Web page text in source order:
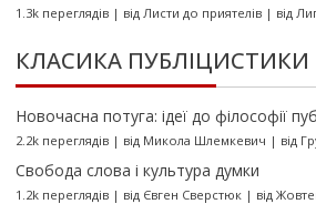
1.3k переглядів| від Листи до приятелів| від
КЛАСИКА ПУБЛІЦИСТИКИ
Новочасна потуга: ідеї до філософії
2.2k переглядів| від Микола Шлемкевич | від
Свобода слова і культура думки
1.2k переглядів| від Євген Сверстюк| від